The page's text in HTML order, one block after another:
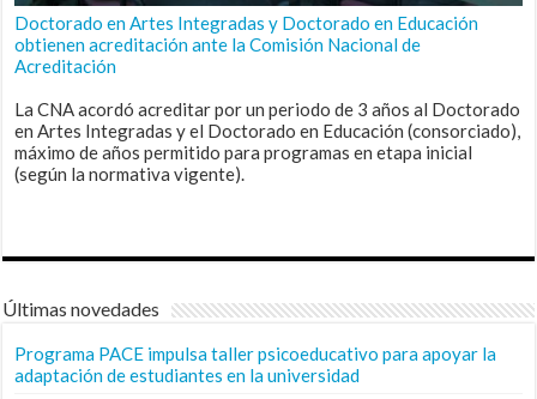
Doctorado en Artes Integradas y Doctorado en Educación
obtienen acreditación ante la Comisión Nacional de
Acreditación
La CNA acordó acreditar por un periodo de 3 años al Doctorado
en Artes Integradas y el Doctorado en Educación (consorciado),
máximo de años permitido para programas en etapa inicial
(según la normativa vigente).
Últimas novedades
Programa PACE impulsa taller psicoeducativo para apoyar la
adaptación de estudiantes en la universidad